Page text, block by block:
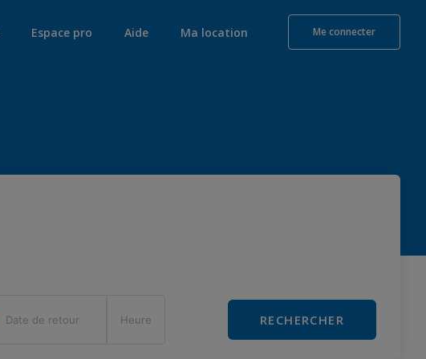
Espace pro Aide Ma location Me connecter
RECHERCHER